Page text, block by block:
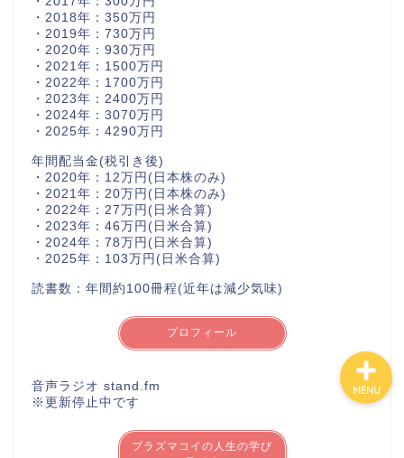
・2018年：350万円
・2019年：730万円
・2020年：930万円
・2021年：1500万円
・2022年：1700万円
・2023年：2400万円
・2024年：3070万円
・2025年：4290万円
年間配当金(税引き後)
・2020年：12万円(日本株のみ)
・2021年：20万円(日本株のみ)
・2022年：27万円(日米合算)
・2023年：46万円(日米合算)
・2024年：78万円(日米合算)
・2025年：103万円(日米合算)
読書数：年間約100冊程(近年は減少気味)
プロフィール
音声ラジオ stand.fm
※更新停止中です
プラズマコイの人生の学び
MENU
カテゴリ別おすすめ株◯
株式投資・金融知識
おすすめ読書の要約
ビジネス・仕事